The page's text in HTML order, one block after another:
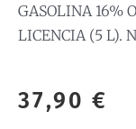
GASOLINA 16%
LICENCIA (5 L).
37,90 €